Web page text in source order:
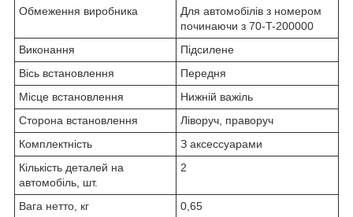
Обмеження виробника
Для автомобілів з номером
починаючи з 70-T-200000
Виконання
Підсилене
Вісь встановлення
Передня
Місце встановлення
Нижній важіль
Сторона встановлення
Ліворуч, праворуч
Комплектність
З аксессуарами
Кількість деталей на
автомобіль, шт.
2
Вага нетто, кг 0,65